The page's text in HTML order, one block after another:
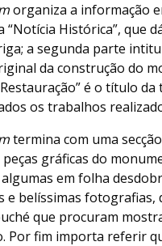
organiza a informação
“Notícia Histórica”, que
a segunda parte
da construção do
é o título
os trabalhos
termina com uma
gráficas do
em folha
e belíssimas
que procuram
Por fim importa referir